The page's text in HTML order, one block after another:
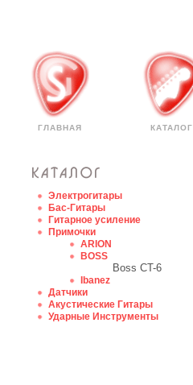
ГЛАВНАЯ КАТАЛОГ
Электрогитары
Бас-Гитары
Гитарное усиление
Примочки
ARION
BOSS
Boss CT-6
Ibanez
Датчики
Акустические Гитары
Ударные Инструменты